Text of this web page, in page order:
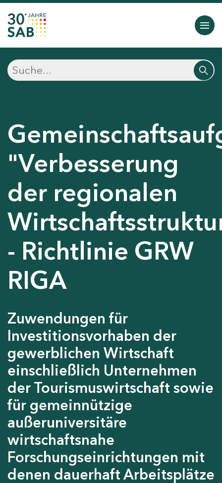
"Verbesserung
der regionalen
- Richtlinie GRW
RIGA
Zuwendungen für
Investitionsvorhaben der
gewerblichen Wirtschaft
einschließlich Unternehmen
der Tourismuswirtschaft sowie
für gemeinnützige
außeruniversitäre
wirtschaftsnahe
Forschungseinrichtungen mit
denen dauerhaft Arbeitsplätze